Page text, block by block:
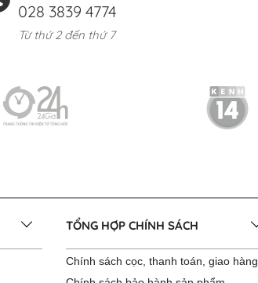
028 3839 4774
Từ thứ 2 đến thứ 7
TỔNG HỢP CHÍNH SÁCH
Chính sách cọc, thanh toán, giao hàng